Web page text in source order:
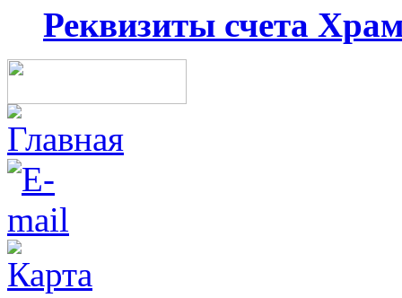
Реквизиты счета